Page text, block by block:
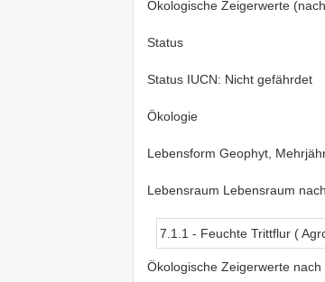
Ökologische Zeigerwerte
Status
Status IUCN: Nicht gefährdet
Ökologie
Lebensform Geophyt,
Lebensraum Lebensraum
7.1.1 - Feuchte Trittflur (
Ökologische Zeigerwerte